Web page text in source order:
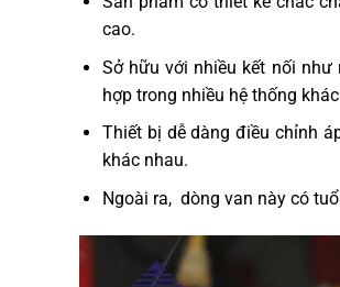
cao.
Sở hữu với nhiều kết nối
hợp trong nhiều hệ thống
Thiết bị dễ dàng điều chỉnh
khác nhau.
Ngoài ra, dòng van này có